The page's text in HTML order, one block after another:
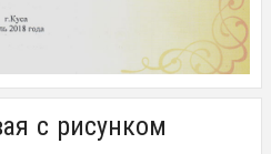
с рисунком